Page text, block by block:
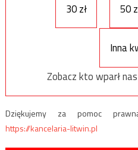
30 zł
50
Inna
Zobacz kto wparł
Dziękujemy za pomoc
https://kancelaria-litwin.pl